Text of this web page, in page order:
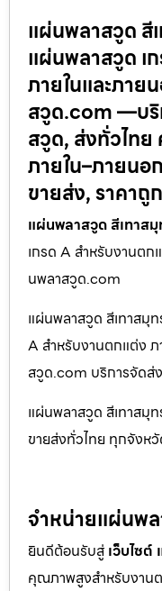
แผ่นพลาสวูด สี
แผ่นพลาสวูด เ
ภายในและภาย
สวูด.com —บริ
สวูด, ส่งทั่วไท
ภายใน–ภายน
ขายส่ง, ราคา
แผ่นพลาสวูด สีเทาสมุ
เกรด A สำหรับงานตก
นพลาสวูด.com
แผ่นพลาสวูด สีเทาสมุ
A สำหรับงานตกแต่ง
สวูด.com บริการจัด
แผ่นพลาสวูด สีเทาสมุ
ขายส่งทั่วไทย ทุกจังห
จำหน่ายแผ่นพ
ยินดีต้อนรับสู่ เว็บไซ
คุณภาพสูงสำหรับงาน